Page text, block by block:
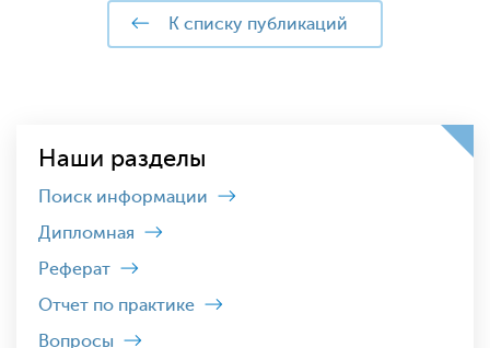
к списку публикаций
Наши разделы
Поиск информации
Дипломная
Реферат
Отчет по практике
Вопросы